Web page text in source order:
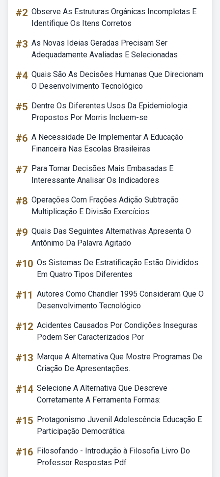
#2 Observe As Estruturas Orgânicas Incompletas E
Identifique Os Itens Corretos
#3 As Novas Ideias Geradas Precisam Ser
Adequadamente Avaliadas E Selecionadas
#4 Quais São As Decisões Humanas Que Direcionam
O Desenvolvimento Tecnológico
#5 Dentre Os Diferentes Usos Da Epidemiologia
Propostos Por Morris Incluem-se
#6 A Necessidade De Implementar A Educação
Financeira Nas Escolas Brasileiras
#7 Para Tomar Decisões Mais Embasadas E
Interessante Analisar Os Indicadores
#8 Operações Com Frações Adição Subtração
Multiplicação E Divisão Exercícios
#9 Quais Das Seguintes Alternativas Apresenta O
Antônimo Da Palavra Agitado
#10 Os Sistemas De Estratificação Estão Divididos
Em Quatro Tipos Diferentes
#11 Autores Como Chandler 1995 Consideram Que O
Desenvolvimento Tecnológico
#12 Acidentes Causados Por Condições Inseguras
Podem Ser Caracterizados Por
#13 Marque A Alternativa Que Mostre Programas De
Criação De Apresentações.
#14 Selecione A Alternativa Que Descreve
Corretamente A Ferramenta Formas:
#15 Protagonismo Juvenil Adolescência Educação E
Participação Democrática
#16 Filosofando - Introdução à Filosofia Livro Do
Professor Respostas Pdf